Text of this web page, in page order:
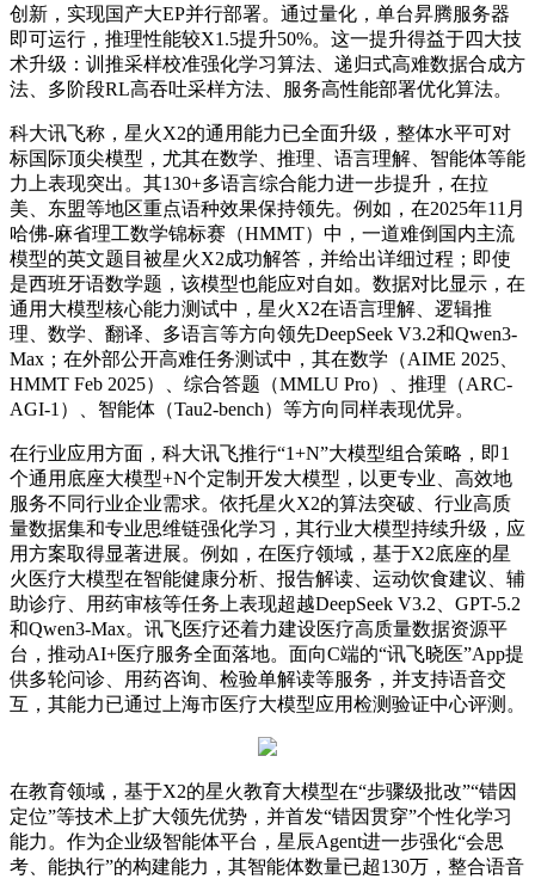
创新，实现国产大EP并行部署。通过量化，单台昇腾服务器
即可运行，推理性能较X1.5提升50%。这一提升得益于四大技
术升级：训推采样校准强化学习算法、递归式高难数据合成方
法、多阶段RL高吞吐采样方法、服务高性能部署优化算法。
科大讯飞称，星火X2的通用能力已全面升级，整体水平可对
标国际顶尖模型，尤其在数学、推理、语言理解、智能体等能
力上表现突出。其130+多语言综合能力进一步提升，在拉
美、东盟等地区重点语种效果保持领先。例如，在2025年11月
哈佛-麻省理工数学锦标赛（HMMT）中，一道难倒国内主流
模型的英文题目被星火X2成功解答，并给出详细过程；即使
是西班牙语数学题，该模型也能应对自如。数据对比显示，在
通用大模型核心能力测试中，星火X2在语言理解、逻辑推
理、数学、翻译、多语言等方向领先DeepSeek V3.2和Qwen3-
Max；在外部公开高难任务测试中，其在数学（AIME 2025、
HMMT Feb 2025）、综合答题（MMLU Pro）、推理（ARC-
AGI-1）、智能体（Tau2-bench）等方向同样表现优异。
在行业应用方面，科大讯飞推行“1+N”大模型组合策略，即1
个通用底座大模型+N个定制开发大模型，以更专业、高效地
服务不同行业企业需求。依托星火X2的算法突破、行业高质
量数据集和专业思维链强化学习，其行业大模型持续升级，应
用方案取得显著进展。例如，在医疗领域，基于X2底座的星
火医疗大模型在智能健康分析、报告解读、运动饮食建议、辅
助诊疗、用药审核等任务上表现超越DeepSeek V3.2、GPT-5.2
和Qwen3-Max。讯飞医疗还着力建设医疗高质量数据资源平
台，推动AI+医疗服务全面落地。面向C端的“讯飞晓医”App提
供多轮问诊、用药咨询、检验单解读等服务，并支持语音交
互，其能力已通过上海市医疗大模型应用检测验证中心评测。
在教育领域，基于X2的星火教育大模型在“步骤级批改”“错因
定位”等技术上扩大领先优势，并首发“错因贯穿”个性化学习
能力。作为企业级智能体平台，星辰Agent进一步强化“会思
考、能执行”的构建能力，其智能体数量已超130万，整合语音